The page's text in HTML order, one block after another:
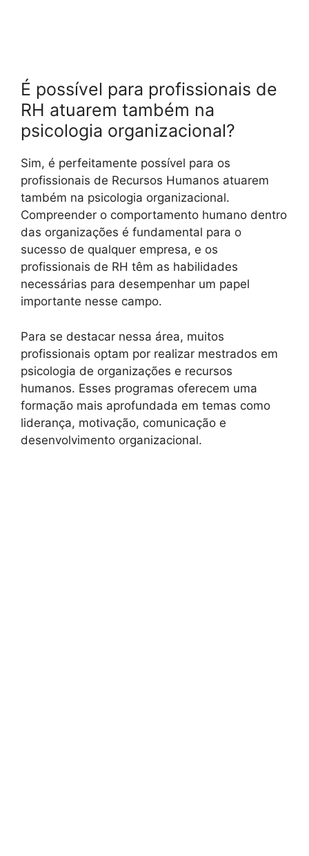
É possível para profissionais de
RH atuarem também na
psicologia organizacional?
Sim, é perfeitamente possível para os
profissionais de Recursos Humanos atuarem
também na psicologia organizacional.
Compreender o comportamento humano dentro
das organizações é fundamental para o
sucesso de qualquer empresa, e os
profissionais de RH têm as habilidades
necessárias para desempenhar um papel
importante nesse campo.
Para se destacar nessa área, muitos
profissionais optam por realizar mestrados em
psicologia de organizações e recursos
humanos. Esses programas oferecem uma
formação mais aprofundada em temas como
liderança, motivação, comunicação e
desenvolvimento organizacional.